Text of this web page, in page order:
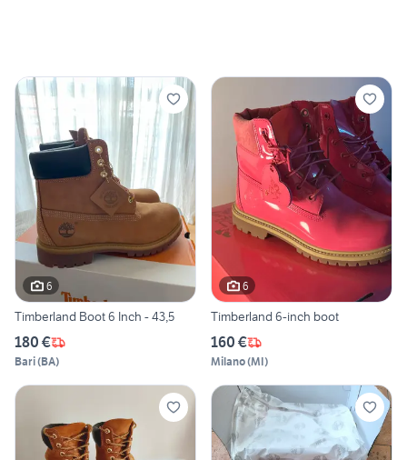
6
Timberland Boot 6 Inch - 43,5
180 €
Bari(BA)
6
Timberland 6-inch boot
160 €
Milano(MI)